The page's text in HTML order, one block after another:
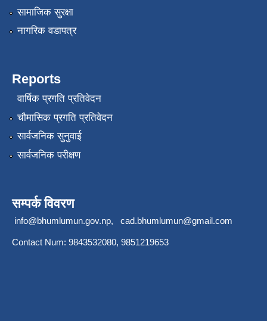
सामाजिक सुरक्षा
नागरिक वडापत्र
Reports
वार्षिक प्रगति प्रतिवेदन
चौमासिक प्रगति प्रतिवेदन
सार्वजनिक सुनुवाई
सार्वजनिक परीक्षण
सम्पर्क विवरण
info@bhumlumun.gov.np, cad.bhumlumun@gmail.com
Contact Num: 9843532080, 9851219653